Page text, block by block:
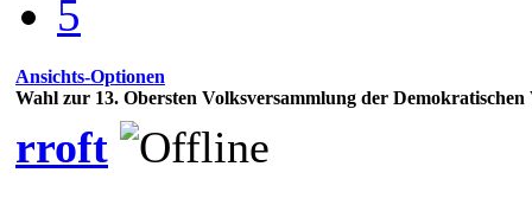
5
Ansichts-Optionen
Wahl zur 13. Obersten Volksversammlung der
rroft